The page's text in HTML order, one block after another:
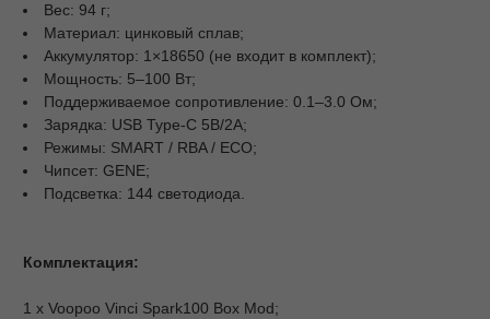
Вес: 94 г;
Материал: цинковый сплав;
Аккумулятор: 1×18650 (не входит в комплект);
Мощность: 5–100 Вт;
Поддерживаемое сопротивление: 0.1–3.0 Ом;
Зарядка: USB Type-C 5В/2А;
Режимы: SMART / RBA / ECO;
Чипсет: GENE;
Подсветка: 144 светодиода.
Комплектация:
1 х Voopoo Vinci Spark100 Box Mod;